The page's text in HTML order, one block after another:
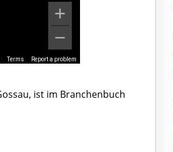
Terms Report a problem
ist im Branchenbuch